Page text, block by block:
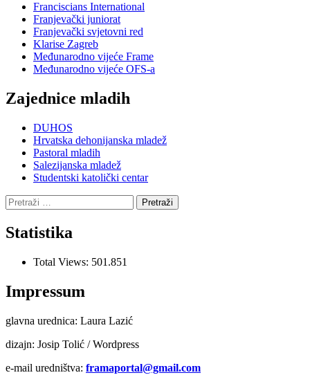
Franciscians International
Franjevački juniorat
Franjevački svjetovni red
Klarise Zagreb
Međunarodno vijeće Frame
Međunarodno vijeće OFS-a
Zajednice mladih
DUHOS
Hrvatska dehonijanska mladež
Pastoral mladih
Salezijanska mladež
Studentski katolički centar
Pretraži:
Statistika
Total Views: 501.851
Impressum
glavna urednica: Laura Lazić
dizajn: Josip Tolić / Wordpress
e-mail uredništva: framaportal@gmail.com